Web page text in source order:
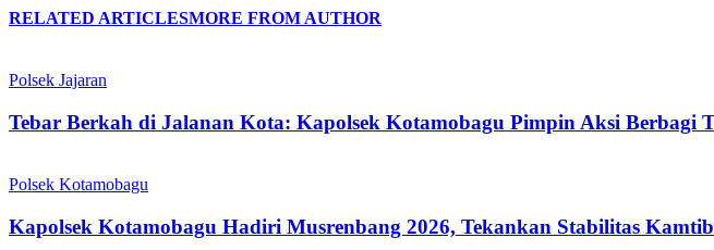
RELATED ARTICLESMORE FROM AUTHOR
Polsek Jajaran
Tebar Berkah di Jalanan Kota: Kapolsek Kotamobagu Pimpin Aksi Berbagi
Polsek Kotamobagu
Kapolsek Kotamobagu Hadiri Musrenbang 2026, Tekankan Stabilitas